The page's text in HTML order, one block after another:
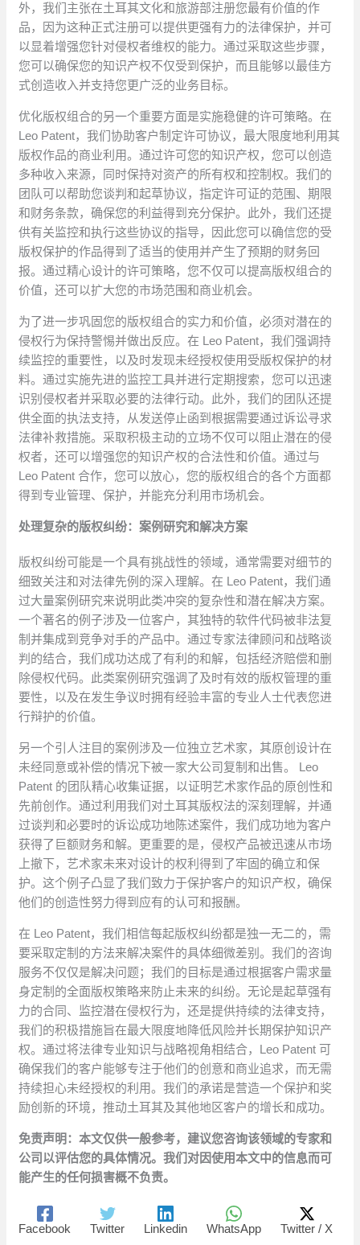
外，我们主张在土耳其文化和旅游部注册您最有价值的作
品，因为这种正式注册可以提供更强有力的法律保护，并可
以显着增强您针对侵权者维权的能力。通过采取这些步骤，
您可以确保您的知识产权不仅受到保护，而且能够以最佳方
式创造收入并支持您更广泛的业务目标。
优化版权组合的另一个重要方面是实施稳健的许可策略。在
Leo Patent，我们协助客户制定许可协议，最大限度地利用其
版权作品的商业利用。通过许可您的知识产权，您可以创造
多种收入来源，同时保持对资产的所有权和控制权。我们的
团队可以帮助您谈判和起草协议，指定许可证的范围、期限
和财务条款，确保您的利益得到充分保护。此外，我们还提
供有关监控和执行这些协议的指导，因此您可以确信您的受
版权保护的作品得到了适当的使用并产生了预期的财务回
报。通过精心设计的许可策略，您不仅可以提高版权组合的
价值，还可以扩大您的市场范围和商业机会。
为了进一步巩固您的版权组合的实力和价值，必须对潜在的
侵权行为保持警惕并做出反应。在 Leo Patent，我们强调持
续监控的重要性，以及时发现未经授权使用受版权保护的材
料。通过实施先进的监控工具并进行定期搜索，您可以迅速
识别侵权者并采取必要的法律行动。此外，我们的团队还提
供全面的执法支持，从发送停止函到根据需要通过诉讼寻求
法律补救措施。采取积极主动的立场不仅可以阻止潜在的侵
权者，还可以增强您的知识产权的合法性和价值。通过与
Leo Patent 合作，您可以放心，您的版权组合的各个方面都
得到专业管理、保护，并能充分利用市场机会。
处理复杂的版权纠纷：案例研究和解决方案
版权纠纷可能是一个具有挑战性的领域，通常需要对细节的
细致关注和对法律先例的深入理解。在 Leo Patent，我们通
过大量案例研究来说明此类冲突的复杂性和潜在解决方案。
一个著名的例子涉及一位客户，其独特的软件代码被非法复
制并集成到竞争对手的产品中。通过专家法律顾问和战略谈
判的结合，我们成功达成了有利的和解，包括经济赔偿和删
除侵权代码。此类案例研究强调了及时有效的版权管理的重
要性，以及在发生争议时拥有经验丰富的专业人士代表您进
行辩护的价值。
另一个引人注目的案例涉及一位独立艺术家，其原创设计在
未经同意或补偿的情况下被一家大公司复制和出售。 Leo
Patent 的团队精心收集证据，以证明艺术家作品的原创性和
先前创作。通过利用我们对土耳其版权法的深刻理解，并通
过谈判和必要时的诉讼成功地陈述案件，我们成功地为客户
获得了巨额财务和解。更重要的是，侵权产品被迅速从市场
上撤下，艺术家未来对设计的权利得到了牢固的确立和保
护。这个例子凸显了我们致力于保护客户的知识产权，确保
他们的创造性努力得到应有的认可和报酬。
在 Leo Patent，我们相信每起版权纠纷都是独一无二的，需
要采取定制的方法来解决案件的具体细微差别。我们的咨询
服务不仅仅是解决问题；我们的目标是通过根据客户需求量
身定制的全面版权策略来防止未来的纠纷。无论是起草强有
力的合同、监控潜在侵权行为，还是提供持续的法律支持，
我们的积极措施旨在最大限度地降低风险并长期保护知识产
权。通过将法律专业知识与战略视角相结合，Leo Patent 可
确保我们的客户能够专注于他们的创意和商业追求，而无需
持续担心未经授权的利用。我们的承诺是营造一个保护和奖
励创新的环境，推动土耳其及其他地区客户的增长和成功。
免责声明：本文仅供一般参考，建议您咨询该领域的专家和
公司以评估您的具体情况。我们对因使用本文中的信息而可
能产生的任何损害概不负责。
Facebook Twitter Linkedin WhatsApp Twitter / X